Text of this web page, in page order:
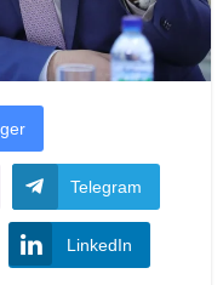
Telegram
LinkedIn